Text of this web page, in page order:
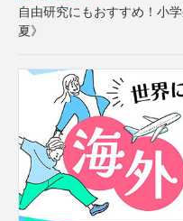
自由研究にもおすすめ！小
夏》